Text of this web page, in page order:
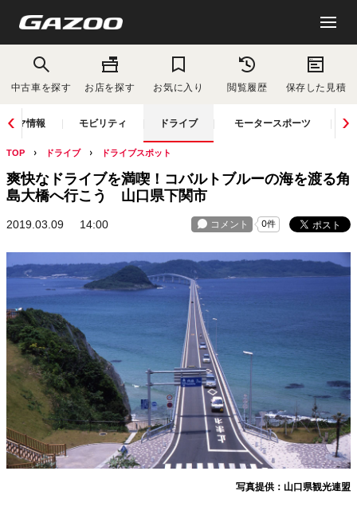
中古車を探す お店を探す お気に入り 閲覧履歴 保存した見積
ルマ情報 モビリティ ドライブ モータースポーツ
TOP ドライブ ドライブスポット
爽快なドライブを満喫！コバルトブルーの海を渡る角
島大橋へ行こう 山口県下関市
2019.03.09 14:00
写真提供：山口県観光連盟